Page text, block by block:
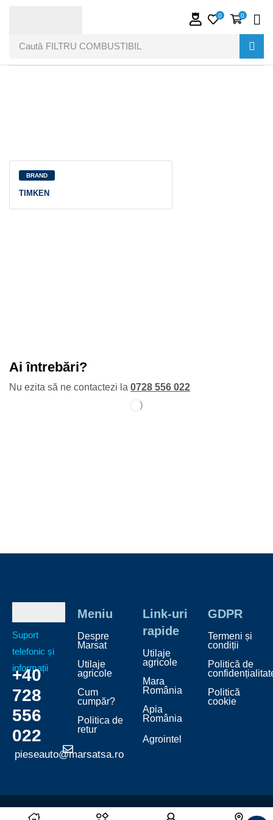
Caută FILTRU COMBUSTIBIL
0 0
BRAND
TIMKEN
Ai întrebări?
Nu ezita să ne contactezi la 0728 556 022
Suport
telefonic și
informații
+40
728
556
022
pieseauto@marsatsa.ro
Meniu
Despre
Marsat
Utilaje
agricole
Cum
cumpăr?
Politica de
retur
Link-uri
rapide
Utilaje
agricole
Mara
România
Apia
România
Agrointel
GDPR
Termeni și
condiții
Politică de
Politică
cookie